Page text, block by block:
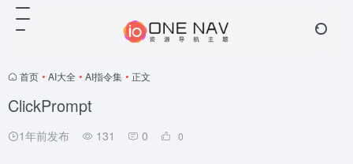
首页 • AI大全 • AI指令集 • 正文
ClickPrompt
1年前发布 131 0 0